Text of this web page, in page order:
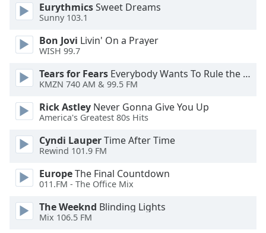
Color
Opacity
Caption
Area
Background
Color
Opacity
Font
EurythmicsSweet Dreams
Sunny 103.1
Bon Jovi Livin' On a Prayer
WISH 99.7
Tears for Fears Everybody Wants To Rule the World
KMZN 740 AM & 99.5 FM
Rick Astley Never Gonna Give You Up
America's Greatest 80s Hits
Cyndi LauperTime After Time
Rewind 101.9 FM
EuropeThe Final Countdown
011.FM - The Office Mix
The Weeknd Blinding Lights
Mix 106.5 FM